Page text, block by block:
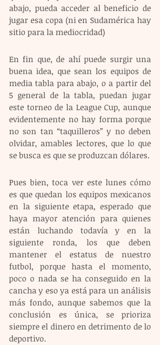
abajo, pueda acceder al beneficio de
jugar esa copa (ni en Sudamérica hay
sitio para la mediocridad)
En fin que, de ahí puede surgir una
buena idea, que sean los equipos de
media tabla para abajo, o a partir del
5 general de la tabla, puedan jugar
este torneo de la League Cup, aunque
evidentemente no hay forma porque
no son tan “taquilleros” y no deben
olvidar, amables lectores, que lo que
se busca es que se produzcan dólares.
Pues bien, toca ver este lunes cómo
es que quedan los equipos mexicanos
en la siguiente etapa, esperado que
haya mayor atención para quienes
están luchando todavía y en la
siguiente ronda, los que deben
mantener el estatus de nuestro
futbol, porque hasta el momento,
poco o nada se ha conseguido en la
cancha y eso ya está para un análisis
más fondo, aunque sabemos que la
conclusión es única, se prioriza
siempre el dinero en detrimento de lo
deportivo.